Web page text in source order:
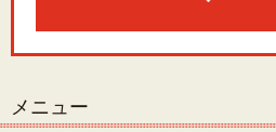
メニュー